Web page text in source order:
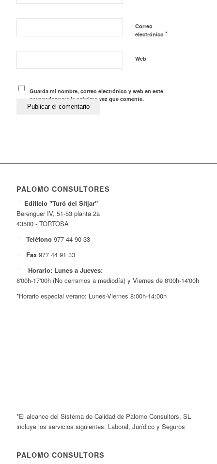
Correo
electrónico *
Web
Guarda mi nombre, correo electrónico y web en este
navegador para la próxima vez que comente.
PALOMO CONSULTORES
Edificio "Turó del Sitjar"
Berenguer IV, 51-53 planta 2a
43500 - TORTOSA
Teléfono 977 44 90 33
Fax 977 44 91 33
Horario: Lunes a Jueves:
8'00h-17'00h (No cerramos a mediodía) y Viernes de 8'00h-14'00h
*Horario especial verano: Lunes-Viernes 8:00h-14:00h
*El alcance del Sistema de Calidad de Palomo Consultors, SL
incluye los servicios siguientes: Laboral, Jurídico y Seguros
PALOMO CONSULTORS